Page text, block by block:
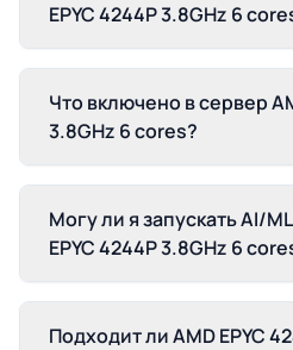
EPYC 4244P 3.8GHz 6
Что включено в сервер
3.8GHz 6 cores?
Могу ли я запускать AI/
EPYC 4244P 3.8GHz 6
Подходит ли AMD EPYC